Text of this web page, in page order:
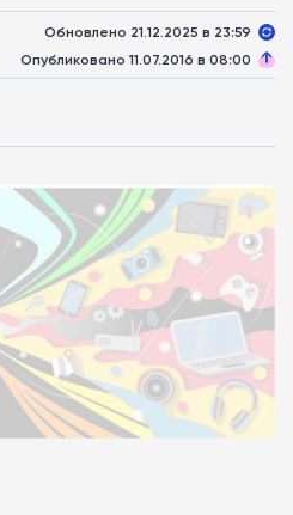
Обновлено 21.12.2025 в 23:59
Опубликовано 11.07.2016 в 08:00